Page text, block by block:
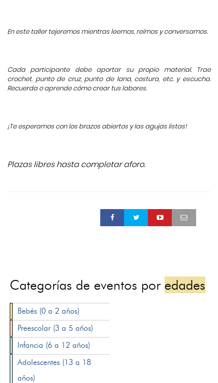
En este taller tejeremos mientras leemos, reímos y conversamos.
Cada participante debe aportar su propio material. Trae
crochet, punto de cruz, punto de lana, costura, etc. y escucha.
Recuerda o aprende cómo crear tus labores.
¡Te esperamos con los brazos abiertos y las agujas listas!
Plazas libres hasta completar aforo.
Categorías de eventos por edades
Bebés (0 a 2 años)
Preescolar (3 a 5 años)
Infancia (6 a 12 años)
Adolescentes (13 a 18
años)